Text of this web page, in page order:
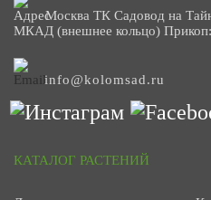
Москва ТК Садовод на
МКАД (внешнее кольцо)
info@kolomsad.ru
КАТАЛОГ РАСТЕНИЙ